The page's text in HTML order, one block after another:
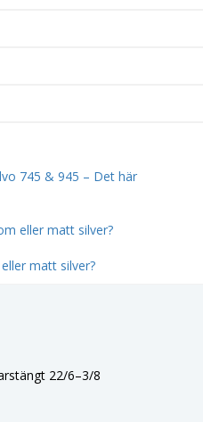
745 & 945 – Det här
eller matt silver?
matt silver?
22/6–3/8